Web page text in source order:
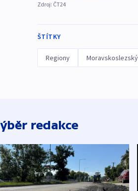
Zdroj: ČT24
ŠTÍTKY
Regiony
redakce